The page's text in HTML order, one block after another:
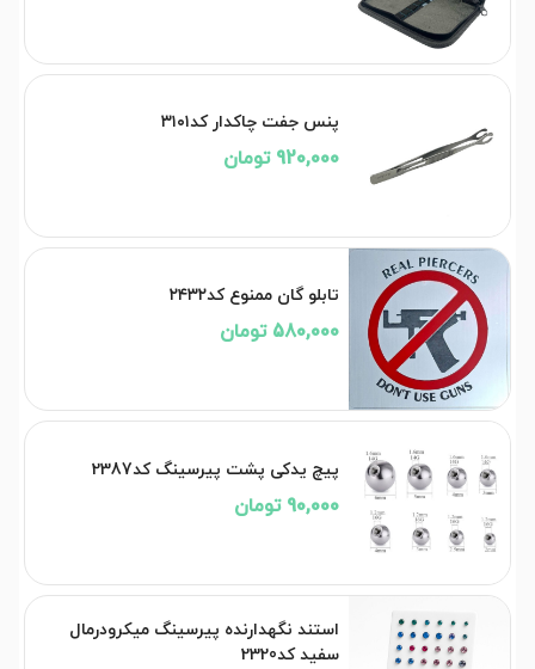
پنس جفت چاکدار کد۳۱۰۱
920,000 تومان
تابلو گان ممنوع کد۲۴۳۲
580,000 تومان
پیچ یدکی پشت پیرسینگ کد2387
90,000 تومان
استند نگهدارنده پیرسینگ میکرودرمال
سفید کد2320